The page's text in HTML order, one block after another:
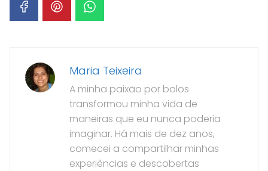
Maria Teixeira
A minha paixão por bolos
transformou minha vida de
maneiras que eu nunca poderia
imaginar. Há mais de dez anos,
comecei a compartilhar minhas
experiências e descobertas